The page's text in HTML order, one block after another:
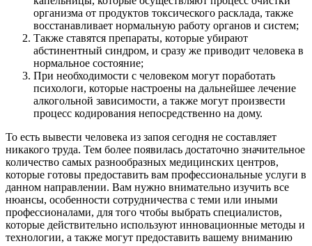
организма от продуктов токсического расклада, также
восстанавливает нормальную работу органов и систем;
Также ставятся препараты, которые убирают
абстинентный синдром, и сразу же приводит человека в
нормальное состояние;
При необходимости с человеком могут поработать
психологи, которые настроены на дальнейшее лечение
алкогольной зависимости, а также могут произвести
процесс кодирования непосредственно на дому.
То есть вывести человека из запоя сегодня не составляет
никакого труда. Тем более появилась достаточно значительное
количество самых разнообразных медицинских центров,
которые готовы предоставить вам профессиональные услуги в
данном направлении. Вам нужно внимательно изучить все
нюансы, особенности сотрудничества с теми или иными
профессионалами, для того чтобы выбрать специалистов,
которые действительно используют инновационные методы и
технологии, а также могут предоставить вашему вниманию